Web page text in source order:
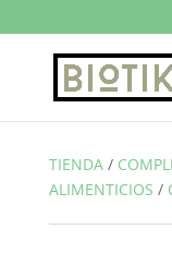
TIENDA/
ALIMENTICIOS /